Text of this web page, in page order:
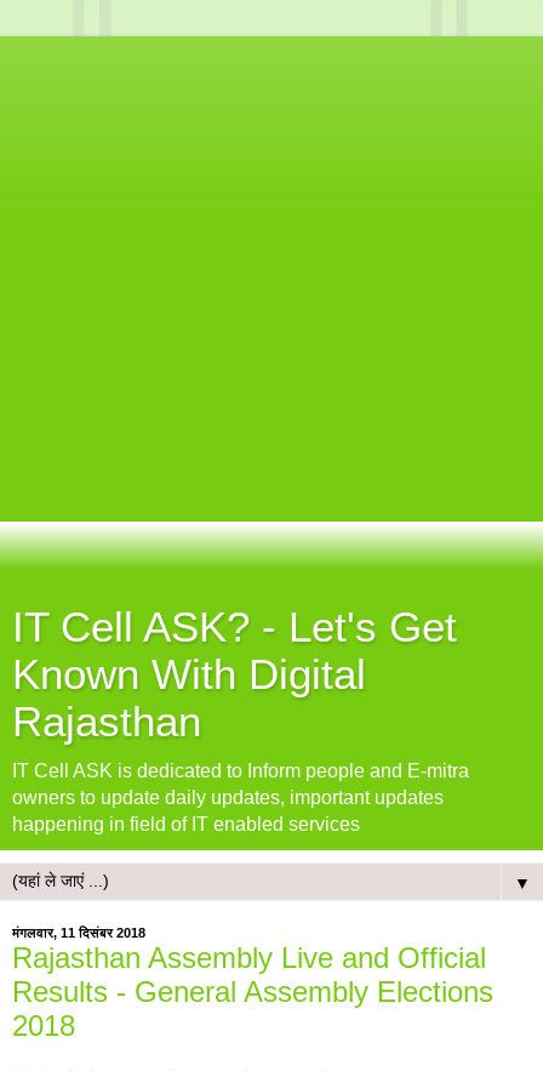
IT Cell ASK? - Let's Get
Known With Digital
Rajasthan
IT Cell ASK is dedicated to Inform people and E-mitra
owners to update daily updates, important updates
happening in field of IT enabled services
▼
मंगलवार, 11 दिसंबर 2018
Rajasthan Assembly Live and Official
Results - General Assembly Elections
2018